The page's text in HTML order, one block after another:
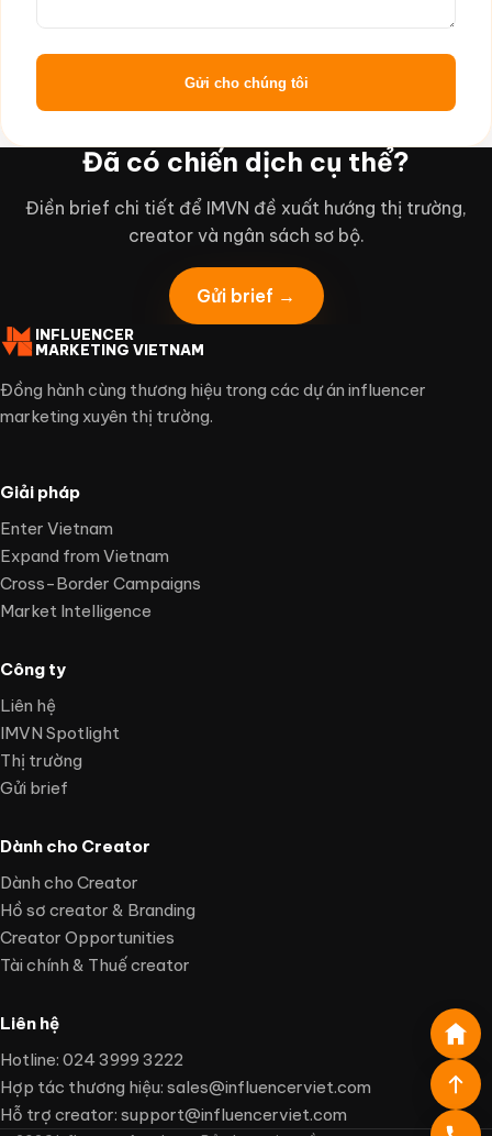
Đã có chiến dịch cụ thể?
Điền brief chi tiết để IMVN đề xuất hướng thị trường,
creator và ngân sách sơ bộ.
Gửi brief →
INFLUENCER
MARKETING VIETNAM
Đồng hành cùng thương hiệu trong các dự án influencer
marketing xuyên thị trường.
Giải pháp
Enter Vietnam
Expand from Vietnam
Cross-Border Campaigns
Market Intelligence
Công ty
Liên hệ
IMVN Spotlight
Thị trường
Gửi brief
Dành cho Creator
Dành cho Creator
Hồ sơ creator & Branding
Creator Opportunities
Tài chính & Thuế creator
Liên hệ
Hotline: 024 3999 3222
Hợp tác thương hiệu: sales@influencerviet.com
Hỗ trợ creator: support@influencerviet.com